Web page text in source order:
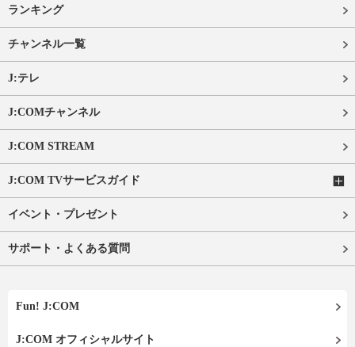
ランキング
チャンネル一覧
J:テレ
J:COMチャンネル
J:COM STREAM
J:COM TVサービスガイド
イベント・プレゼント
サポート・よくある質問
Fun! J:COM
J:COM オフィシャルサイト